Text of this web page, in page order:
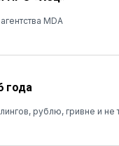
MDA
года
рублю, гривне и не